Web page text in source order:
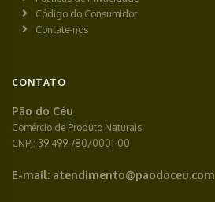
Código do Consumidor
Contate-nos
CONTATO
Pão do Céu
Comércio de Produto Naturais
CNPJ: 39.499.780/0001-00
E-mail: atendimento@paodoceu.com